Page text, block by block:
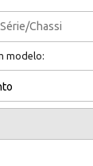
modelo: